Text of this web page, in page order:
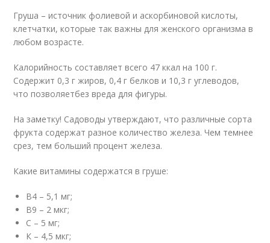
Груша – источник фолиевой и аскорбиновой кислоты,
клетчатки, которые так важны для женского организма в
любом возрасте.
Калорийность составляет всего 47 ккал на 100 г.
Содержит 0,3 г жиров, 0,4 г белков и 10,3 г углеводов,
что позволяетбез вреда для фигуры.
На заметку! Садоводы утверждают, что различные сорта
фрукта содержат разное количество железа. Чем темнее
срез, тем больший процент железа.
Какие витамины содержатся в груше:
В4 – 5,1 мг;
В9 – 2 мкг;
С – 5 мг;
К – 4,5 мкг;